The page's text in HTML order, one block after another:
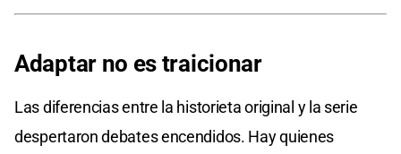
Adaptar no es traicionar
Las diferencias entre la historieta original y la serie
despertaron debates encendidos. Hay quienes